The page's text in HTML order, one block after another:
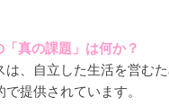
真の課題」は何か？
は、自立した生活を営む
提供されています。